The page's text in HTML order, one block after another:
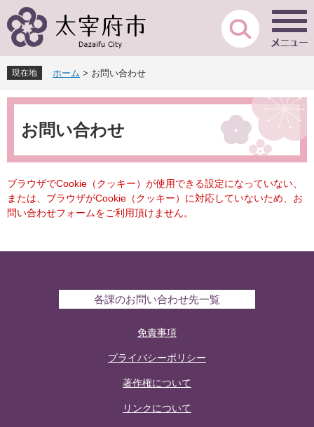
ー
先
頭
で
ニ
を
飛
ば
現在地 ホーム > お問い合わせ
本
お問い合わせ
ブラウザでCookie（クッキー）が使用できる設定になっていない、
または、ブラウザがCookie（クッキー）に対応していないため、お
問い合わせフォームをご利用頂けません。
各課のお問い合わせ先一覧
免責事項
プライバシーポリシー
著作権について
リンクについて